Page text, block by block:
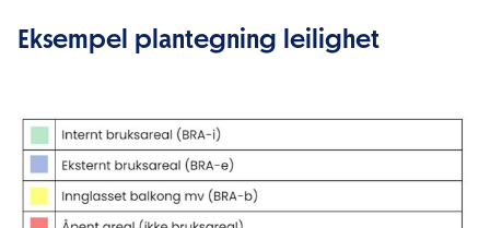
Eksempel plantegning leilighet